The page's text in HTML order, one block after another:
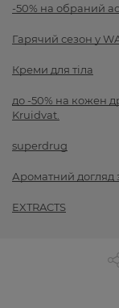
-50% на обраний
Гарячий сезон у
Креми для тіла
до -50% на кожен
Kruidvat.
superdrug
Ароматний догляд
EXTRACTS